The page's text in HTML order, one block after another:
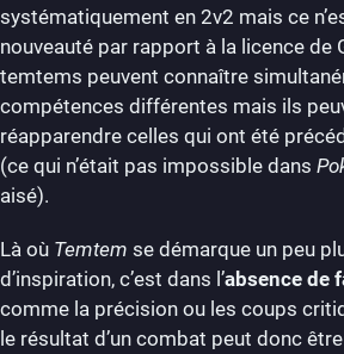
systématiquement en 2v2 mais ce
nouveauté par rapport à la licence de
temtems peuvent connaître
compétences différentes mais ils
réapparendre celles qui ont été
(ce qui n’était pas impossible dans
aisé).
Là où Temtem se démarque un peu
d’inspiration, c’est dans l’absence de
comme la précision ou les coups
le résultat d’un combat peut donc être